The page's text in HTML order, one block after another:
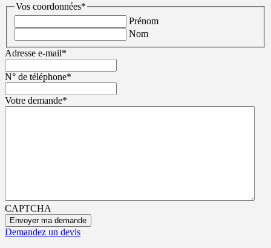
Vos coordonnées*
Prénom
Nom
Adresse e-mail*
N° de téléphone*
Votre demande*
CAPTCHA
Demandez un devis